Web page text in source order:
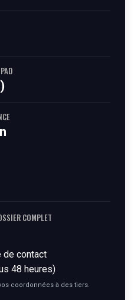
COMPLET
de contact
48 heures)
coordonnées à des tiers.